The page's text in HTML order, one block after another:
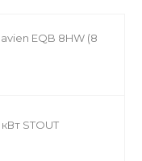
EQB 8HW (8
STOUT